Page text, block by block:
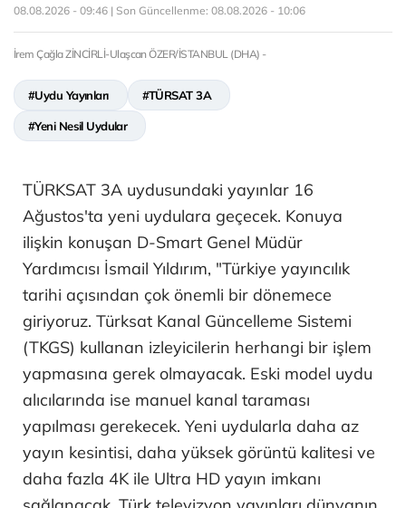
08.08.2026 - 09:46 | Son Güncellenme: 08.08.2026 - 10:06
İrem Çağla ZİNCİRLİ-Ulaşcan ÖZER/İSTANBUL (DHA) -
#Uydu Yayınları #TÜRSAT 3A
#Yeni Nesil Uydular
TÜRKSAT 3A uydusundaki yayınlar 16
Ağustos'ta yeni uydulara geçecek. Konuya
ilişkin konuşan D-Smart Genel Müdür
Yardımcısı İsmail Yıldırım, "Türkiye yayıncılık
tarihi açısından çok önemli bir dönemece
giriyoruz. Türksat Kanal Güncelleme Sistemi
(TKGS) kullanan izleyicilerin herhangi bir işlem
yapmasına gerek olmayacak. Eski model uydu
alıcılarında ise manuel kanal taraması
yapılması gerekecek. Yeni uydularla daha az
yayın kesintisi, daha yüksek görüntü kalitesi ve
daha fazla 4K ile Ultra HD yayın imkanı